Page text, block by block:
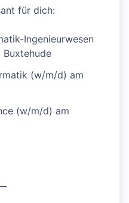
für dich:
Ingenieurwesen
(w/m/d) am
(w/m/d) am